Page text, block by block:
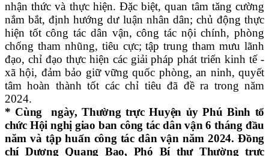
nhận thức và thực hiện. Đặc biệt, quan tâm tăng cường
nắm bắt, định hướng dư luận nhân dân; chủ động thực
hiện tốt công tác dân vận, công tác nội chính, phòng
chống tham nhũng, tiêu cực; tập trung tham mưu lãnh
đạo, chỉ đạo thực hiện các giải pháp phát triển kinh tế -
xã hội, đảm bảo giữ vững quốc phòng, an ninh, quyết
tâm hoàn thành tốt các chỉ tiêu đã đề ra trong năm
2024.
* Cùng ngày,Thường trực Huyện ủy Phú Bình tổ
chức Hội nghị giao ban công tác dân vận 6 tháng đầu
năm và tập huấn công tác dân vận năm 2024. Đồng
chí Dương Quang Bạo, Phó Bí thư Thường trực